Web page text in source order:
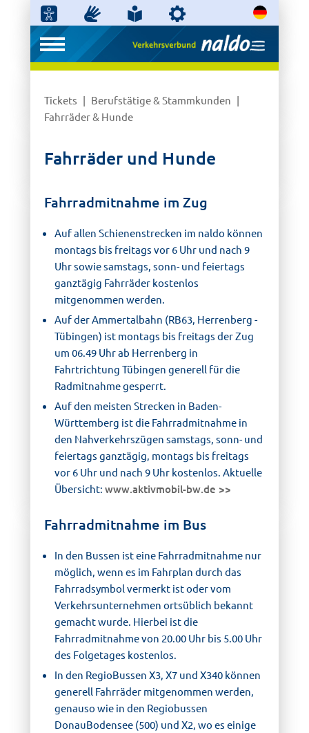
Tickets
Berufstätige & Stammkunden
Fahrräder & Hunde
Fahrräder und Hunde
Fahrradmitnahme im Zug
Auf allen Schienenstrecken im naldo können
montags bis freitags vor 6 Uhr und nach 9
Uhr sowie samstags, sonn- und feiertags
ganztägig Fahrräder kostenlos
mitgenommen werden.
Auf der Ammertalbahn (RB63, Herrenberg -
Tübingen) ist montags bis freitags der Zug
um 06.49 Uhr ab Herrenberg in
Fahrtrichtung Tübingen generell für die
Radmitnahme gesperrt.
Auf den meisten Strecken in Baden-
Württemberg ist die Fahrradmitnahme in
den Nahverkehrszügen samstags, sonn- und
feiertags ganztägig, montags bis freitags
vor 6 Uhr und nach 9 Uhr kostenlos. Aktuelle
Übersicht: www.aktivmobil-bw.de
Fahrradmitnahme im Bus
In den Bussen ist eine Fahrradmitnahme nur
möglich, wenn es im Fahrplan durch das
Fahrradsymbol vermerkt ist oder vom
Verkehrsunternehmen ortsüblich bekannt
gemacht wurde. Hierbei ist die
Fahrradmitnahme von 20.00 Uhr bis 5.00 Uhr
des Folgetages kostenlos.
In den RegioBussen X3, X7 und X340 können
generell Fahrräder mitgenommen werden,
genauso wie in den Regiobussen
DonauBodensee (500) und X2, wo es einige